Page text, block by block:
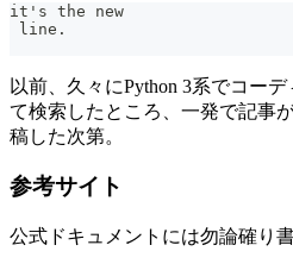
it's the new
line.
以前、久々にPython 3系でコー
て検索したところ、一発で記事
稿した次第。
参考サイト
公式ドキュメントには勿論確り書